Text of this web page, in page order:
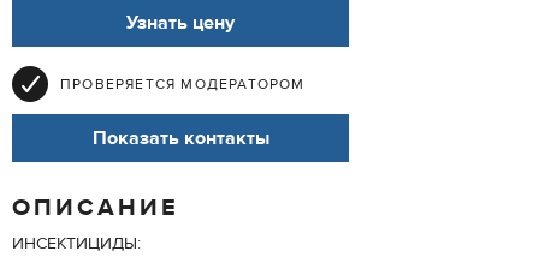
Узнать цену
ПРОВЕРЯЕТСЯ МОДЕРАТОРОМ
Показать контакты
ОПИСАНИЕ
ИНСЕКТИЦИДЫ: